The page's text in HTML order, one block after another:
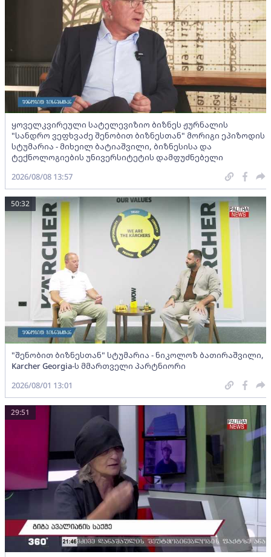
ყოველკვირეული სატელევიზიო ბიზნეს ჟურნალის
"სანდრო ვეფხვაძე შენობით ბიზნესთან" მორიგი ეპიზოდის
სტუმარია - მიხეილ ბატიაშვილი, ბიზნესისა და
ტექნოლოგიების უნივერსიტეტის დამფუძნებელი
2026/08/08 13:57
"შენობით ბიზნესთან" სტუმარია - ნიკოლოზ ბათირაშვილი,
Karcher Georgia-ს მმართველი პარტნიორი
50:32
2026/08/01 13:01
29:51